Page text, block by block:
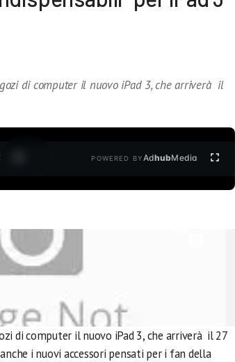
di computer il nuovo iPad 3, che arriverà il
POWERED BYAdhubMedia
di computer il nuovo iPad 3, che arriverà il 27
i nuovi accessori pensati per i fan della